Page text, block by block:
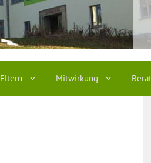
Eltern Mitwirkung